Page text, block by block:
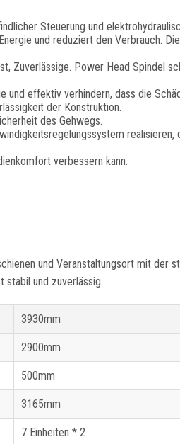
Steuerung und
und reduziert den Verbrauch.
Zuverlässige. Power Head Spindel
und effektiv verhindern, dass die
der Konstruktion.
des Gehwegs.
realisieren,
verbessern kann.
und Veranstaltungsort mit der
stabil und zuverlässig.
3930mm
2900mm
500mm
3165mm
7 Einheiten * 2